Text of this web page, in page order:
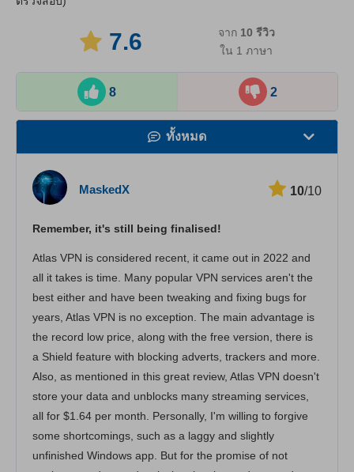
7.6 จาก 10 รีวิว
ใน 1 ภาษา
8 2
ทั้งหมด
ความปลอดภัย
บริการลูกค้า
MaskedX 10/10
Remember, it's still being finalised!
Atlas VPN is considered recent, it came out in 2022 and
all it takes is time. Many popular VPN services aren't the
best either and have been tweaking and fixing bugs for
years, Atlas VPN is no exception. The main advantage is
the record low price, along with the free version, there is
a Shield feature with blocking adverts, trackers and more.
Also, as mentioned in this great review, Atlas VPN doesn't
store your data and unblocks many streaming services,
all for $1.64 per month. Personally, I'm willing to forgive
some shortcomings, such as a laggy and slightly
unfinished Windows app. But for the promise of not